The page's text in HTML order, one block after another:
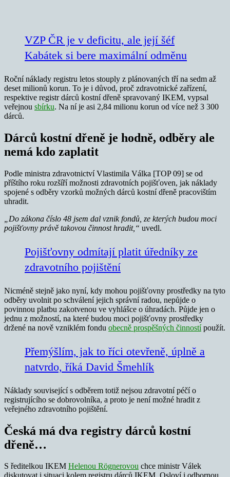
VZP ČR je v deficitu, ale její šéf
Kabátek si bere maximální odměnu
Roční náklady registru letos stouply z plánovaných tří na sedm až
deset milionů korun. To je i důvod, proč zdravotnické zařízení,
respektive registr dárců kostní dřeně spravovaný IKEM, vypsal
veřejnou sbírku. Na ní je asi 2,84 milionu korun od více než 3 300
dárců.
Dárců kostní dřeně je hodně, odběry ale
nemá kdo zaplatit
Podle ministra zdravotnictví Vlastimila Válka [TOP 09] se od
příštího roku rozšíří možnosti zdravotních pojišťoven, jak náklady
spojené s odběry vzorků možných dárců kostní dřeně pracovištím
uhradit.
„Do zákona číslo 48 jsem dal vznik fondů, ze kterých budou moci
pojišťovny právě takovou činnost hradit,“ uvedl.
Pojišťovny odmítají platit úředníky ze
zdravotního pojištění
Nicméně stejně jako nyní, kdy mohou pojišťovny prostředky na tyto
odběry uvolnit po schválení jejich správní radou, nepůjde o
povinnou platbu zakotvenou ve vyhlášce o úhradách. Půjde jen o
jednu z možností, na které budou moci pojišťovny prostředky
držené na nově vzniklém fondu obecně prospěšných činnostípoužít.
Přemýšlím, jak to říci otevřeně, úplně a
natvrdo, říká David Šmehlík
Náklady související s odběrem totiž nejsou zdravotní péčí o
registrujícího se dobrovolníka, a proto je není možné hradit z
veřejného zdravotního pojištění.
Česká má dva registry dárců kostní
dřeně…
S ředitelkou IKEM Helenou Rögnerovou chce ministr Válek